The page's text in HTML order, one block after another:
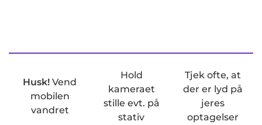
Husk! Vend
mobilen
vandret
Hold
kameraet
stille evt. på
stativ
Tjek ofte, at
der er lyd på
jeres
optagelser